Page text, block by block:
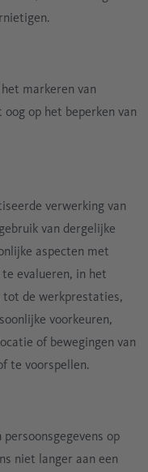
markeren van
op het beperken van
verwerking van
van dergelijke
aspecten met
evalueren, in het
tot de werkprestaties,
voorkeuren,
of bewegingen van
te voorspellen.
op
niet langer aan een